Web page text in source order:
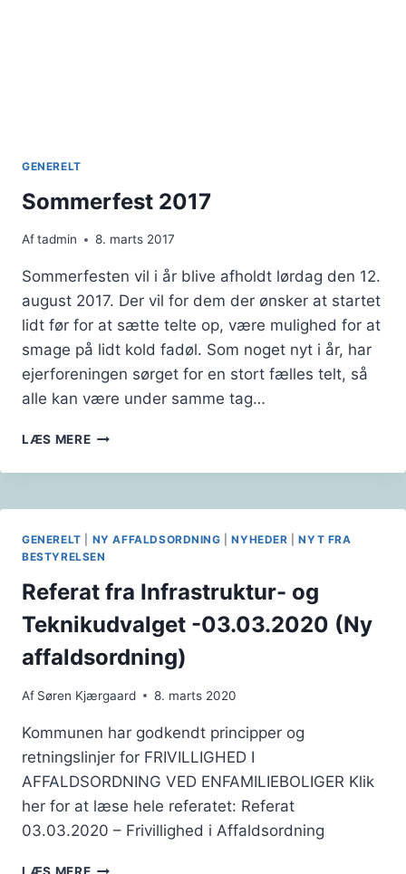
GENERELT
Sommerfest 2017
Aftadmin 8. marts 2017
Sommerfesten vil i år blive afholdt lørdag den 12.
august 2017. Der vil for dem der ønsker at startet
lidt før for at sætte telte op, være mulighed for at
smage på lidt kold fadøl. Som noget nyt i år, har
ejerforeningen sørget for en stort fælles telt, så
alle kan være under samme tag…
LÆS MERESOMMERFEST
GENERELT NY AFFALDSORDNING |NYHEDER |NYT FRA
BESTYRELSEN
Referat fra Infrastruktur- og
Teknikudvalget -03.03.2020 (Ny
affaldsordning)
Af Søren Kjærgaard 8. marts 2020
Kommunen har godkendt principper og
retningslinjer for FRIVILLIGHED I
AFFALDSORDNING VED ENFAMILIEBOLIGER Klik
her for at læse hele referatet: Referat
03.03.2020 – Frivillighed i Affaldsordning
REFERAT